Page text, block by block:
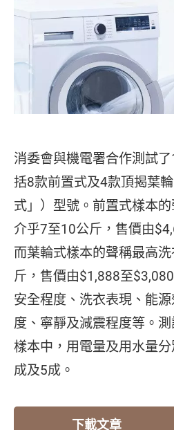
消委會與機電署合作測試
括8款前置式及4款頂揭葉
式」）型號。前置式樣本
介乎7至10公斤，售價由
而葉輪式樣本的聲稱最高
斤，售價由$1,888至
安全程度、洗衣表現、能
度、寧靜及減震程度等。
樣本中，用電量及用水量
成及5成。
下載文章